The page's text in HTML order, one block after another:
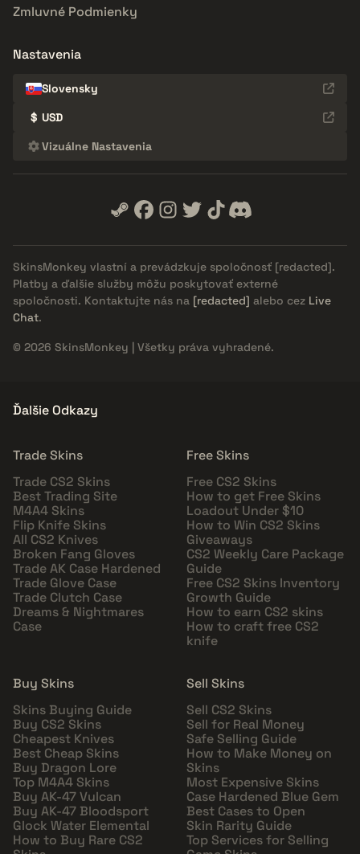
Zmluvné Podmienky
Nastavenia
Slovensky
$ USD
Vizuálne Nastavenia
SkinsMonkey vlastní a prevádzkuje spoločnosť [redacted].
Platby a ďalšie služby môžu poskytovať externé
spoločnosti. Kontaktujte nás na [redacted] alebo cez Live
Chat.
© 2026 SkinsMonkey | Všetky práva vyhradené.
Ďalšie Odkazy
Trade Skins
Trade CS2 Skins
Best Trading Site
M4A4 Skins
Flip Knife Skins
All CS2 Knives
Broken Fang Gloves
Trade AK Case Hardened
Trade Glove Case
Trade Clutch Case
Dreams & Nightmares
Case
Free Skins
Free CS2 Skins
How to get Free Skins
Loadout Under $10
How to Win CS2 Skins
Giveaways
CS2 Weekly Care Package
Guide
Free CS2 Skins Inventory
Growth Guide
How to earn CS2 skins
How to craft free CS2
knife
Buy Skins
Skins Buying Guide
Buy CS2 Skins
Cheapest Knives
Best Cheap Skins
Buy Dragon Lore
Top M4A4 Skins
Buy AK-47 Vulcan
Buy AK-47 Bloodsport
Glock Water Elemental
How to Buy Rare CS2
Sell Skins
Sell CS2 Skins
Sell for Real Money
Safe Selling Guide
How to Make Money on
Skins
Most Expensive Skins
Case Hardened Blue Gem
Best Cases to Open
Skin Rarity Guide
Top Services for Selling